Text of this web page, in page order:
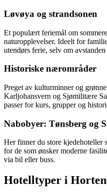
Løvøya og strandsonen
Et populært feriemål om
naturopplevelser. Ideelt for
utendørs ferie, selv om
Historiske nærområder
Preget av kulturminner og
Karljohansvern og Sjømilitære
passer for kurs, grupper og
Nabobyer: Tønsberg og
Her finner du store kjedehoteller
for de som ønsker moderne
via bil eller buss.
Hotelltyper i Horten